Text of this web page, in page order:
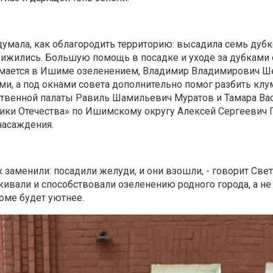
как облагородить территорию: высадила семь
Большую помощь в посадке и уходе за дубками
в Ишиме озеленением, Владимир Владимирович
а под окнами совета дополнительно помог разбить
палаты Равиль Шамильевич Муратов и Тамара
Отечества» по Ишимскому округу Алексей
посадили желуди, и они взошли, - говорит
и способствовали озеленению родного города, а не
будет уютнее.